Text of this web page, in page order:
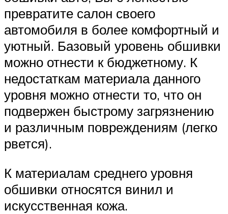
превратите салон своего
автомобиля в более комфортный и
уютный. Базовый уровень обшивки
можно отнести к бюджетному. К
недостаткам материала данного
уровня можно отнести то, что он
подвержен быстрому загрязнению
и различным повреждениям (легко
рвется).
К материалам среднего уровня
обшивки относятся винил и
искусственная кожа.